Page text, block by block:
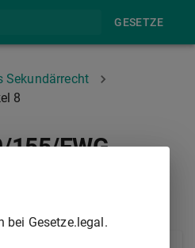
GESETZE
Sekundärrecht
8
155/EWG
bei Gesetze.legal.